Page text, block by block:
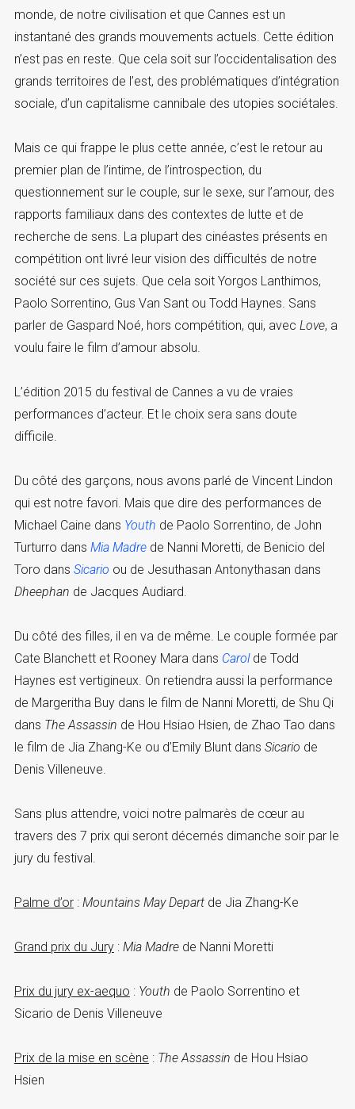
monde, de notre civilisation et que Cannes est un
instantané des grands mouvements actuels. Cette édition
n’est pas en reste. Que cela soit sur l’occidentalisation des
grands territoires de l’est, des problématiques d’intégration
sociale, d’un capitalisme cannibale des utopies sociétales.
Mais ce qui frappe le plus cette année, c’est le retour au
premier plan de l’intime, de l’introspection, du
questionnement sur le couple, sur le sexe, sur l’amour, des
rapports familiaux dans des contextes de lutte et de
recherche de sens. La plupart des cinéastes présents en
compétition ont livré leur vision des difficultés de notre
société sur ces sujets. Que cela soit Yorgos Lanthimos,
Paolo Sorrentino, Gus Van Sant ou Todd Haynes. Sans
parler de Gaspard Noé, hors compétition, qui, avec Love, a
voulu faire le film d’amour absolu.
L’édition 2015 du festival de Cannes a vu de vraies
performances d’acteur. Et le choix sera sans doute
difficile.
Du côté des garçons, nous avons parlé de Vincent Lindon
qui est notre favori. Mais que dire des performances de
Michael Caine dans Youth de Paolo Sorrentino, de John
Turturro dans Mia Madre de Nanni Moretti, de Benicio del
Toro dans Sicario ou de Jesuthasan Antonythasan dans
Dheephan de Jacques Audiard.
Du côté des filles, il en va de même. Le couple formée par
Cate Blanchett et Rooney Mara dans Carol de Todd
Haynes est vertigineux. On retiendra aussi la performance
de Margeritha Buy dans le film de Nanni Moretti, de Shu Qi
dans The Assassin de Hou Hsiao Hsien, de Zhao Tao dans
le film de Jia Zhang-Ke ou d’Emily Blunt dans Sicario de
Denis Villeneuve.
Sans plus attendre, voici notre palmarès de cœur au
travers des 7 prix qui seront décernés dimanche soir par le
jury du festival.
Palme d’or: Mountains May Departde Jia Zhang-Ke
Grand prix du Jury: Mia Madrede Nanni Moretti
Prix du jury ex-aequo : Youth de Paolo Sorrentino et
Sicario de Denis Villeneuve
Prix de la mise en scène : The Assassin de Hou Hsiao
Hsien